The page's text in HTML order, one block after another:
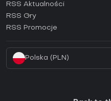
Jak aktywować klucz Ubisoft
Jak aktywować klucz EA App
RSS Aktualności
RSS Gry
RSS Promocje
Polska (PLN)